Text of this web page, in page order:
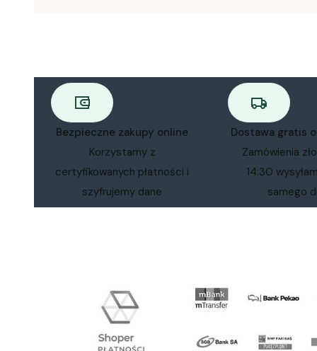
Bezpieczne zakupy online
Korzystamy z
certyfikowanych płatności i
szyfrujemy dane
Dostawa gratis
Zamówienia
14:30
samego